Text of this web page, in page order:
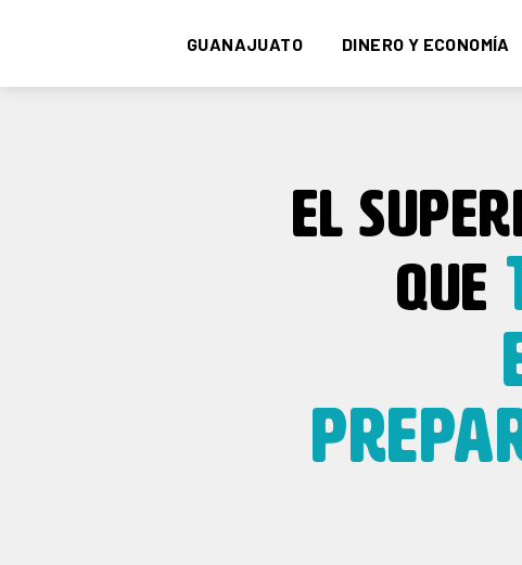
GUANAJUATO DINERO Y ECONOMÍA
EL
QUE